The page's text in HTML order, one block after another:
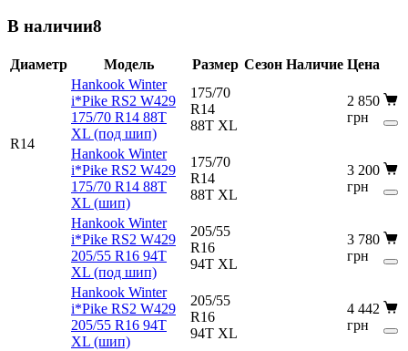
В наличии8
Диаметр Модель Размер Сезон Наличие Цена
R14
Hankook Winter
i*Pike RS2 W429
175/70 R14 88T
XL (под шип)
175/70
R14
88T XL
2 850
грн
Hankook Winter
i*Pike RS2 W429
175/70 R14 88T
XL (шип)
175/70
R14
88T XL
3 200
грн
Hankook Winter
i*Pike RS2 W429
205/55 R16 94T
XL (под шип)
205/55
R16
94T XL
3 780
грн
Hankook Winter
i*Pike RS2 W429
205/55 R16 94T
XL (шип)
205/55
R16
94T XL
4 442
грн